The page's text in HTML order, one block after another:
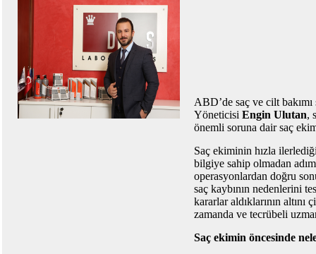
ABD’de saç ve cilt
Yöneticisi Engin Ulutan,
önemli soruna dair saç
Saç ekiminin hızla
bilgiye sahip olmadan
operasyonlardan doğru
saç kaybının nedenlerini
kararlar aldıklarının
zamanda ve tecrübeli
Saç ekimin öncesinde